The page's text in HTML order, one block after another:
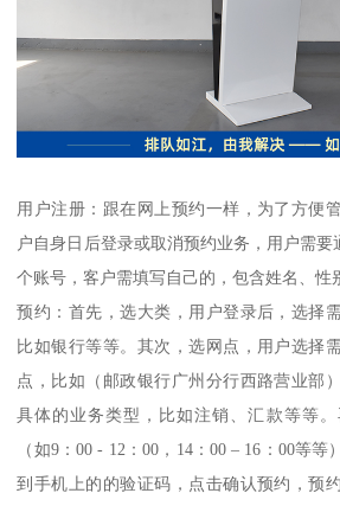
用户注册：跟在网上预约一样，为了方便
户自身日后登录或取消预约业务，用户需要
个账号，客户需填写自己的，包含姓名、性
预约：首先，选大类，用户登录后，选择
比如银行等等。其次，选网点，用户选择
点，比如（邮政银行广州分行西路营业部
具体的业务类型，比如注销、汇款等等
（如9：00 - 12：00，14：00 – 16：00等
到手机上的的验证码，点击确认预约，预